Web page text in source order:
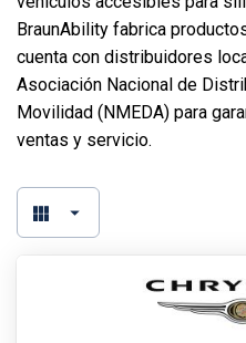
BraunAbility fabrica
cuenta con distribuidores
Asociación Nacional de
Movilidad (NMEDA) para
ventas y servicio.